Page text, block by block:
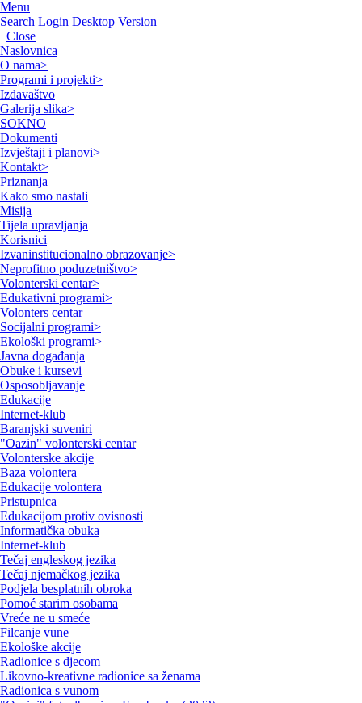
Menu
Search Login Desktop Version
Close
Naslovnica
O nama>
Programi i projekti>
Izdavaštvo
Galerija slika>
SOKNO
Dokumenti
Izvještaji i planovi>
Kontakt>
Priznanja
Kako smo nastali
Misija
Tijela upravljanja
Korisnici
Izvaninstitucionalno obrazovanje>
Neprofitno poduzetništvo>
Volonterski centar>
Edukativni programi>
Volonters centar
Socijalni programi>
Ekološki programi>
Javna događanja
Obuke i kursevi
Osposobljavanje
Edukacije
Internet-klub
Baranjski suveniri
"Oazin" volonterski centar
Volonterske akcije
Baza volontera
Edukacije volontera
Pristupnica
Edukacijom protiv ovisnosti
Informatička obuka
Internet-klub
Tečaj engleskog jezika
Tečaj njemačkog jezika
Podjela besplatnih obroka
Pomoć starim osobama
Vreće ne u smeće
Filcanje vune
Ekološke akcije
Radionice s djecom
Likovno-kreativne radionice sa ženama
Radionica s vunom